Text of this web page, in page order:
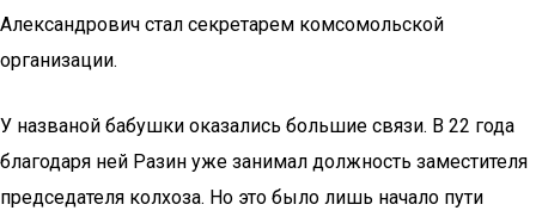
Александрович стал секретарем комсомольской
организации.
У названой бабушки оказались большие связи. В 22 года
благодаря ней Разин уже занимал должность заместителя
председателя колхоза. Но это было лишь начало пути